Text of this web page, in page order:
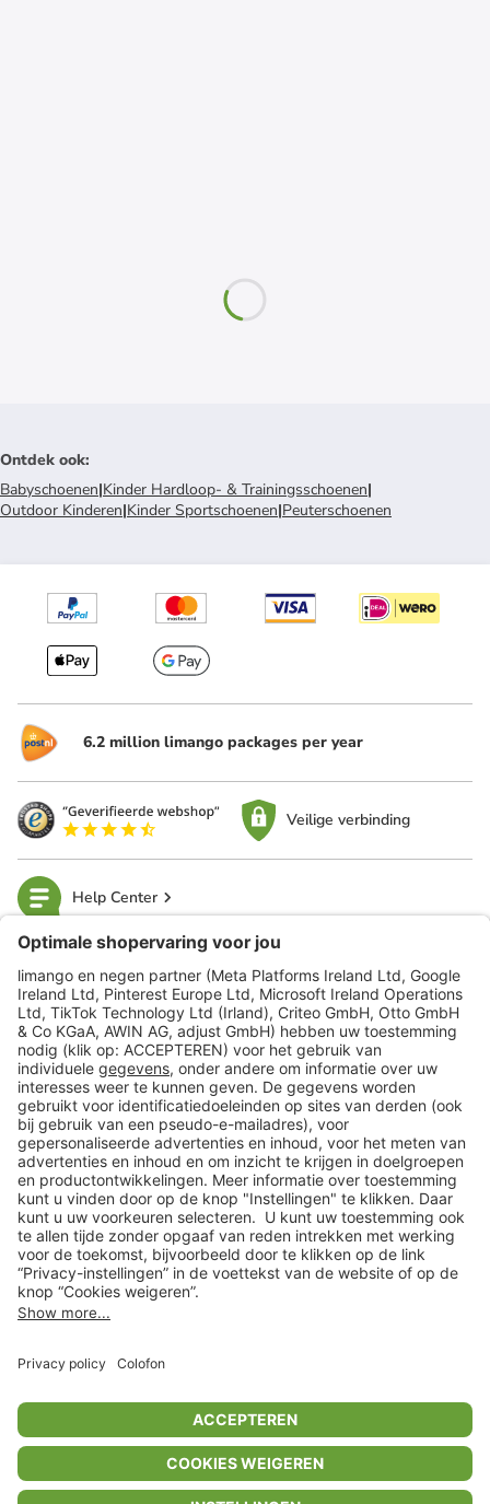
In winkelwagentje voor
Ontdek ook:
Babyschoenen|Kinder Hardloop- & Trainingsschoenen|
Outdoor Kinderen|Kinder Sportschoenen|Peuterschoenen
6.2 million limango packages per year
Veilige verbinding
Help Center
limango
Veilig winkelen
Klantenservice
Shop
Acties
limango.de limango.pl
** Alle prijsopgaven zijn inclusief belasting en exclusief verzendkosten